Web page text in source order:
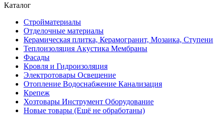
Каталог
Стройматериалы
Отделочные материалы
Керамическая плитка, Керамогранит, Мозаика, Ступени
Теплоизоляция Акустика Мембраны
Фасады
Кровля и Гидроизоляция
Электротовары Освещение
Отопление Водоснабжение Канализация
Крепеж
Хозтовары Инструмент Оборудование
Новые товары (Ещё не обработаны)